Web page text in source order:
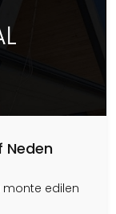
Neden
monte edilen